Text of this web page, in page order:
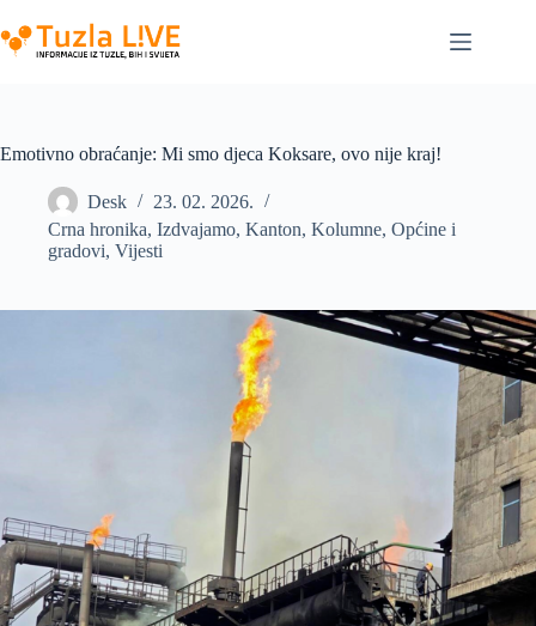
to
content
Emotivno obraćanje: Mi smo djeca Koksare, ovo nije kraj!
Desk
23. 02. 2026.
Crna hronika, Izdvajamo, Kanton, Kolumne, Općine i
gradovi, Vijesti